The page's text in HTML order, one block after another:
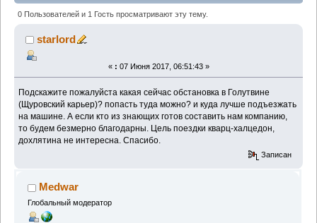
(Щуровский) (Прочитано 2134 раз)
0 Пользователей и 1 Гость просматривают эту тему.
starlord
« : 07 Июня 2017, 06:51:43 »
Подскажите пожалуйста какая сейчас обстановка в Голутвине
(Щуровский карьер)? попасть туда можно? и куда лучше подъезжать
на машине. А если кто из знающих готов составить нам компанию,
то будем безмерно благодарны. Цель поездки кварц-халцедон,
дохлятина не интересна. Спасибо.
Записан
Medwar
Глобальный модератор